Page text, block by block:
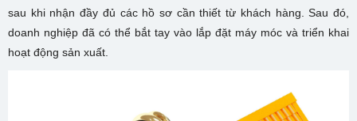
sau khi nhận đầy đủ các hồ sơ cần thiết từ khách hàng. Sau đó,
doanh nghiệp đã có thể bắt tay vào lắp đặt máy móc và triển khai
hoạt động sản xuất.